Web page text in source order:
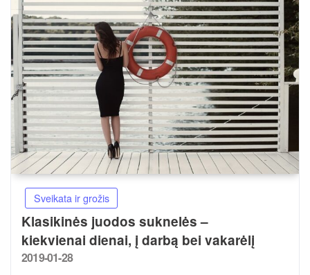
Sveikata ir grožis
Klasikinės juodos suknelės –
kiekvienai dienai, į darbą bei vakarėlį
Posted
2019-01-28